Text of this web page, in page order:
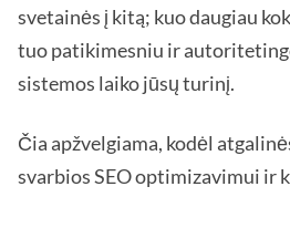
svetainės į kitą; kuo daugiau
tuo patikimesniu ir
sistemos laiko jūsų turinį.
Čia apžvelgiama, kodėl
svarbios SEO optimizavimui ir